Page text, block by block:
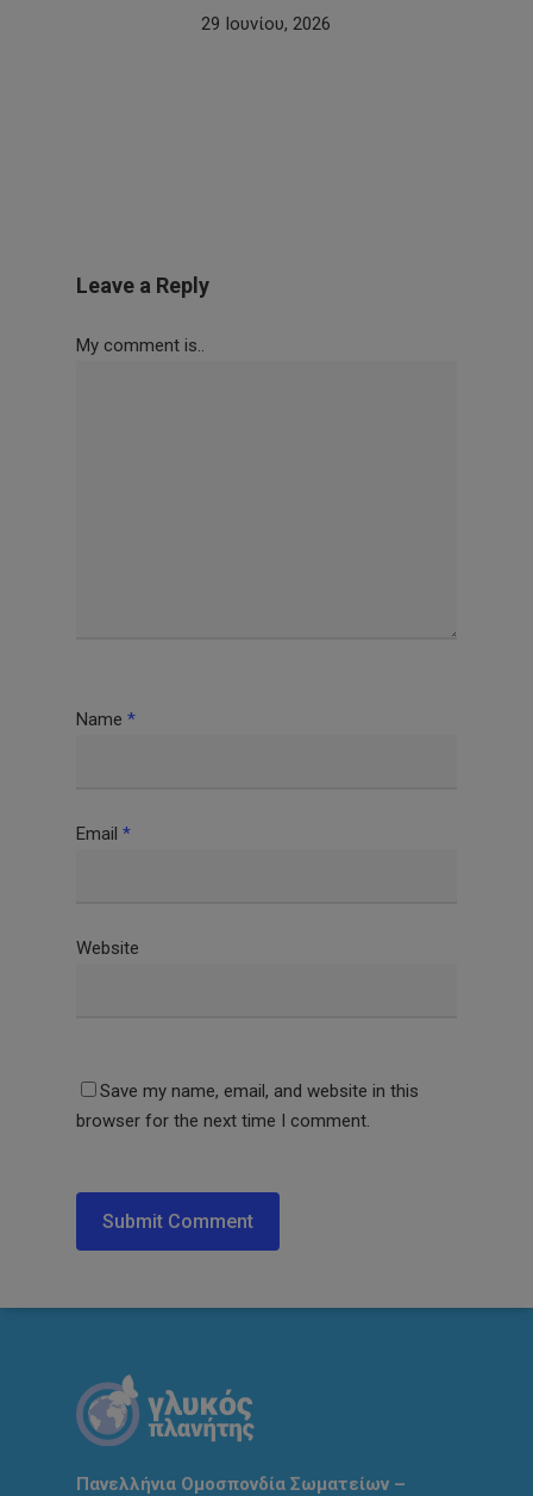
29 Ιουνίου, 2026
Leave a Reply
My comment is..
Name *
Email *
Website
Save my name, email, and website in this
browser for the next time I comment.
Πανελλήνια Ομοσπονδία Σωματείων –